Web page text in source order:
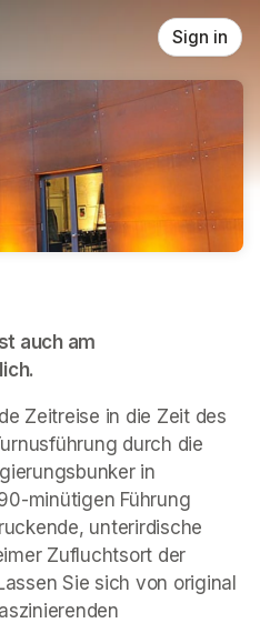
Sign in
auch am
Zeitreise in die Zeit des
durch die
in
minütigen Führung
unterirdische
Zufluchtsort der
Sie sich von original